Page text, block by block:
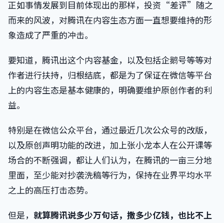
正如事情发展到目前体现出的那样，投资“差评”随之
而来的风波，对腾讯在内容生态方面一直想要维持的形
象造成了严重的冲击。
要知道，腾讯出这个内容基金，以及包括企鹅号等等对
作者进行扶持，归根结底，都是为了保证在微信等平台
上的内容生态是基本健康的，明确要维护原创作者的利
益。
特别是在微信公众平台，通过最近几次公众号的改版，
以及原创声明功能的改进，加上张小龙本人在公开课等
场合的不断强调，都让人们认为，在腾讯的一亩三分地
里面，至少能对抄袭洗稿等行为，保持在业界平均水平
之上的高压打击态势。
但是， 就算腾讯说多少万句话，撒多少亿钱，也比不上